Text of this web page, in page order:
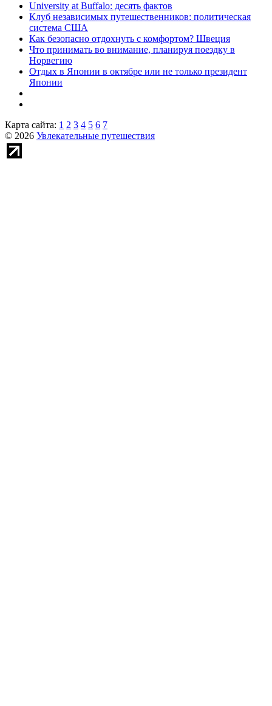
University at Buffalo: десять фактов
Клуб независимых путешественников: политическая
система США
Как безопасно отдохнуть с комфортом? Швеция
Что принимать во внимание, планируя поездку в
Норвегию
Отдых в Японии в октябре или не только президент
Японии
Карта сайта: 1 2 3 4 5 6 7
© 2026 Увлекательные путешествия